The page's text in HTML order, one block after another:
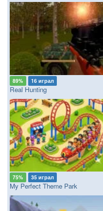
89% 16 играл
Real Hunting
75% 35 играл
My Perfect Theme Park